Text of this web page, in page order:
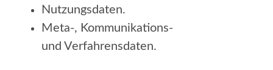
Nutzungsdaten.
Meta-, Kommunikations-
und Verfahrensdaten.